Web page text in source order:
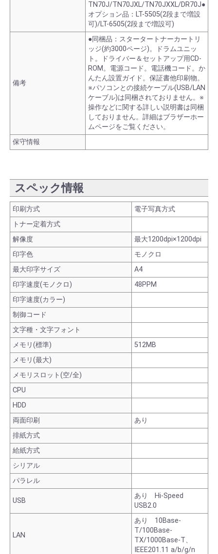
TN70J/TN70JXL/TN70JXXL/DR70J●
オプション品：LT-5505(2段まで増設
可)/LT-6505(2段まで増設可)
備考
●同梱品：スタータートナーカートリ
ッジ(約3000ページ)。ドラムユニッ
ト。ドライバー＆セットアップ用CD-
ROM。電源コード。電話機コード。か
んたん設置ガイド。保証書他印刷物。
※パソコンとの接続ケーブル(USB/LAN
ケーブル)は同梱されておりません。※
操作などに関する詳しい説明書は同梱
しておりません。詳細はブラザーホー
ムページをご覧ください。
保守情報
スペック情報
印刷方式
電子写真方式
トナー定着方式
解像度
最大1200dpi×1200dpi
印字色
モノクロ
最大印字サイズ
A4
印字速度(モノクロ)
48PPM
印字速度(カラー)
制御コード
文字種・文字フォント
メモリ(標準)
512MB
メモリ(最大)
メモリスロット(空/全)
CPU
HDD
両面印刷
あり
排紙方式
給紙方式
シリアル
パラレル
USB
あり Hi-Speed
USB2.0
LAN
あり 10Base-
T/100Base-
TX/1000Base-T、
IEEE201.11 a/b/g/n